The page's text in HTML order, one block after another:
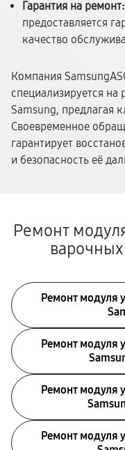
Гарантия на ремонт:
предоставляется
качество
Компания
специализируется на
Samsung, предлагая
Своевременное
гарантирует
и безопасность её
Ремонт
Ремонт модуля
Ремонт модуля
Ремонт модуля
Ремонт модуля